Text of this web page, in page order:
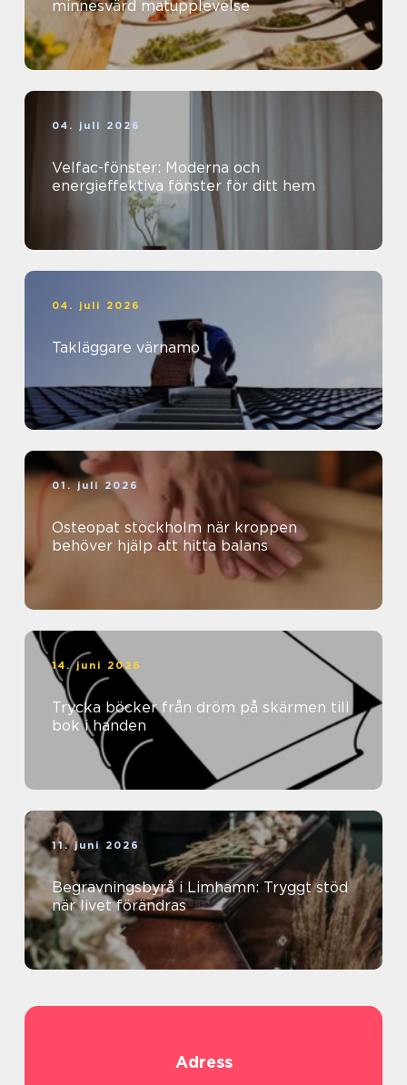
minnesvärd matupplevelse
04. juli 2026
Velfac-fönster: Moderna och
energieffektiva fönster för ditt hem
04. juli 2026
Takläggare värnamo
01. juli 2026
Osteopat stockholm när kroppen
behöver hjälp att hitta balans
14. juni 2026
Trycka böcker från dröm på skärmen till
bok i handen
11. juni 2026
Begravningsbyrå i Limhamn: Tryggt stöd
när livet förändras
Adress